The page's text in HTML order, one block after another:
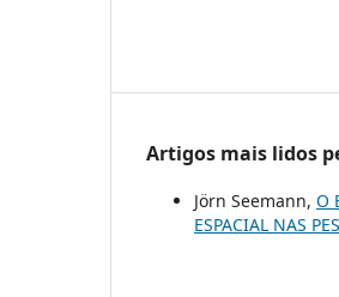
Artigos mais lidos
Jörn Seemann, O
ESPACIAL NAS